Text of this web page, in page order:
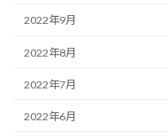
2022年9月
2022年8月
2022年7月
2022年6月